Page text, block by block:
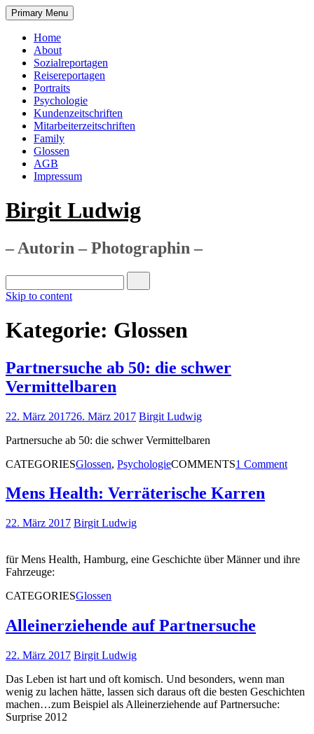
Primary Menu
Home
About
Sozialreportagen
Reisereportagen
Portraits
Psychologie
Kundenzeitschriften
Mitarbeiterzeitschriften
Family
Glossen
AGB
Impressum
Birgit Ludwig
– Autorin – Photographin –
Skip to content
Kategorie: Glossen
Partnersuche ab 50: die schwer
Vermittelbaren
22. März 201726. März 2017 Birgit Ludwig
Partnersuche ab 50: die schwer Vermittelbaren
CATEGORIESGlossen, PsychologieCOMMENTS1 Comment
Mens Health: Verräterische Karren
22. März 2017 Birgit Ludwig
für Mens Health, Hamburg, eine Geschichte über Männer und ihre
Fahrzeuge:
CATEGORIESGlossen
Alleinerziehende auf Partnersuche
22. März 2017 Birgit Ludwig
Das Leben ist hart und oft komisch. Und besonders, wenn man
wenig zu lachen hätte, lassen sich daraus oft die besten Geschichten
machen…zum Beispiel als Alleinerziehende auf Partnersuche:
Surprise 2012